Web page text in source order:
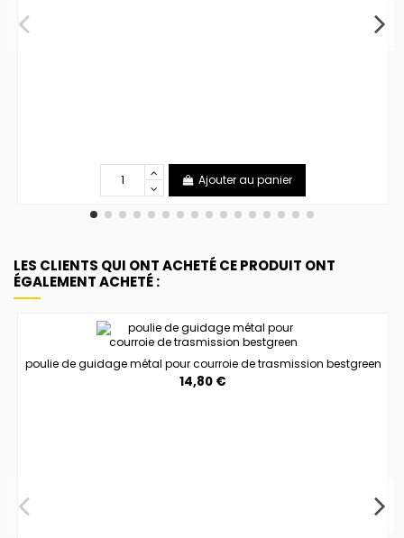
Ajouter au panier
LES CLIENTS QUI ONT ACHETÉ CE PRODUIT ONT
ÉGALEMENT ACHETÉ :
poulie de guidage métal pour courroie de trasmission bestgreen
14,80 €